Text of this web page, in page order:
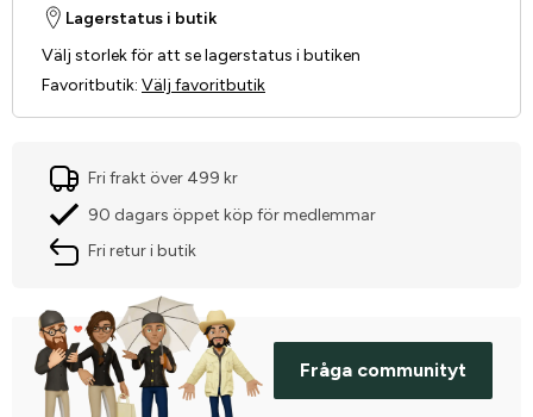
Lagerstatus i butik
Välj storlek för att se lagerstatus i butiken
Favoritbutik: Välj favoritbutik
Fri frakt över 499 kr
90 dagars öppet köp för medlemmar
Fri retur i butik
Fråga communityt